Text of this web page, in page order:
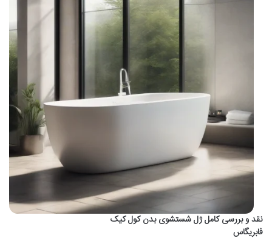
نقد و بررسی کامل ژل شستشوی بدن کول کیک
فابریگاس